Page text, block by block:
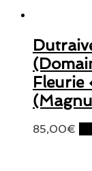
Fleurie
85,00€